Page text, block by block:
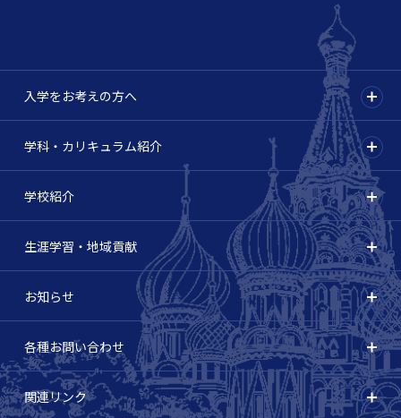
入学をお考えの方へ
学科・カリキュラム紹介
学校紹介
生涯学習・地域貢献
お知らせ
各種お問い合わせ
関連リンク